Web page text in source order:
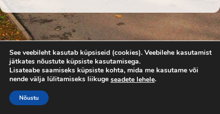
See veebileht kasutab küpsiseid (cookies). Veebilehe kasutamist
jätkates nõustute küpsiste kasutamisega.
Lisateabe saamiseks küpsiste kohta, mida me kasutame või
nende välja lülitamiseks liikuge seadete lehele.
Nõustu